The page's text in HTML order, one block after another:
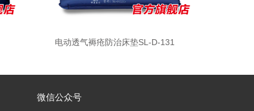
电动透气褥疮防治床垫SL-D-131
微信公众号